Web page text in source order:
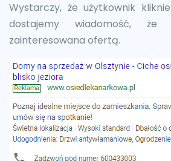
Wystarczy, że użytkownik
dostajemy wiadomość,
zainteresowana ofertą.